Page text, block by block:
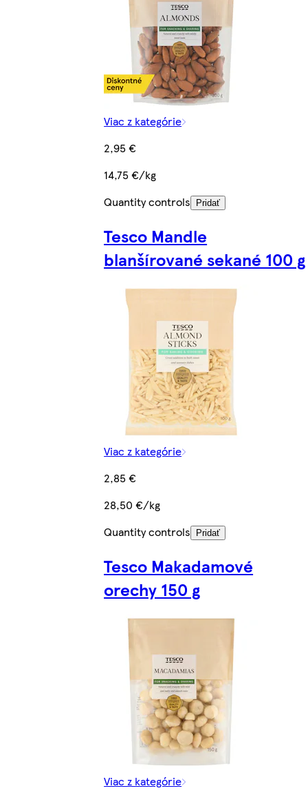
Viac z kategórie
2,95 €
14,75 €/kg
Quantity controls
Pridať
Tesco Mandle
blanšírované sekané 100 g
Viac z kategórie
2,85 €
28,50 €/kg
Quantity controls
Pridať
Tesco Makadamové
orechy 150 g
Viac z kategórie